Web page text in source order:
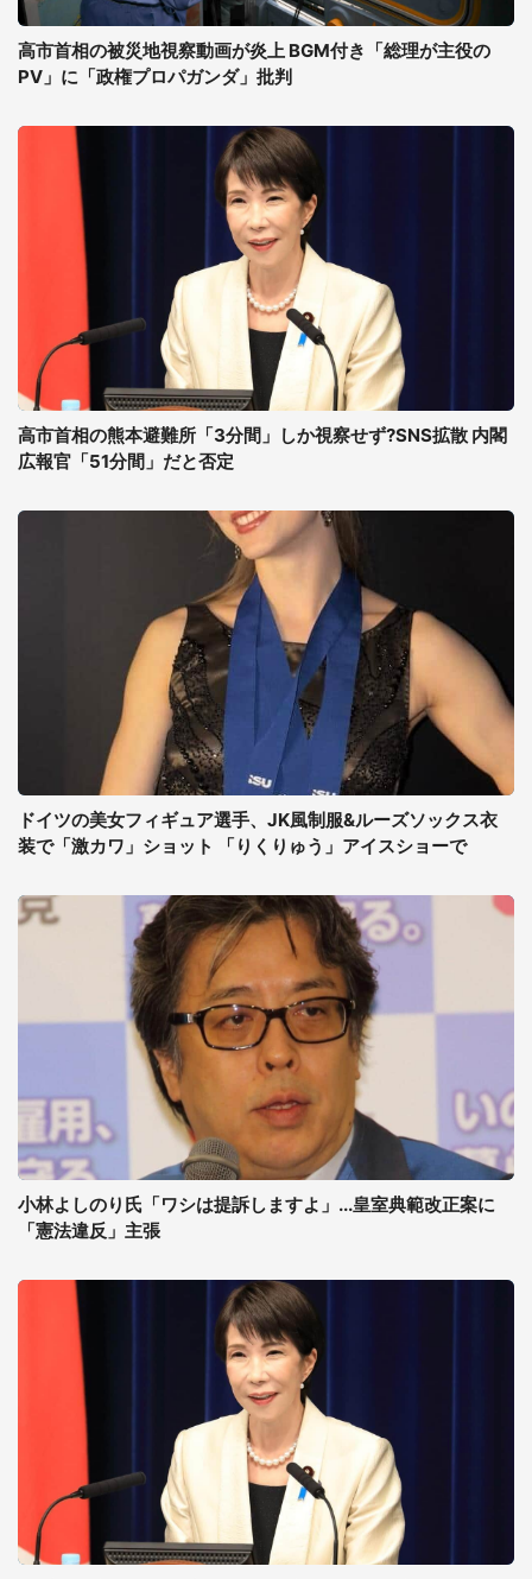
高市首相の被災地視察動画が炎上 BGM付き「総理が主役の
PV」に「政権プロパガンダ」批判
高市首相の熊本避難所「3分間」しか視察せず?SNS拡散 内閣
広報官「51分間」だと否定
ドイツの美女フィギュア選手、JK風制服&ルーズソックス衣
装で「激カワ」ショット 「りくりゅう」アイスショーで
小林よしのり氏「ワシは提訴しますよ」...皇室典範改正案に
「憲法違反」主張